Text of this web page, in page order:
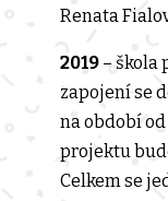
Renata
2019– škola
zapojení se
na období od
projektu
Celkem se